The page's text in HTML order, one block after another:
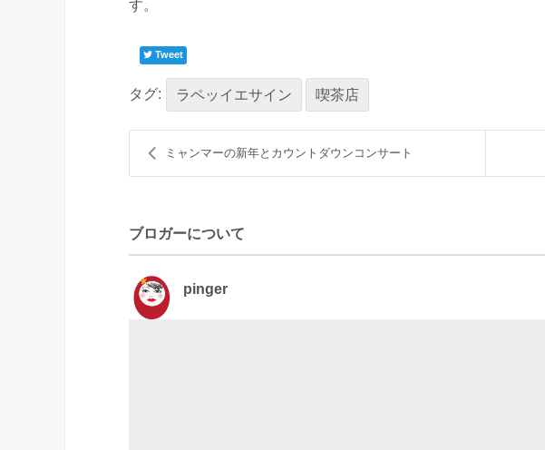
す。
Tweet
タグ: ラペッイエサイン 喫茶店
ミャンマーの新年とカウントダウンコンサート
ブロガーについて
pinger